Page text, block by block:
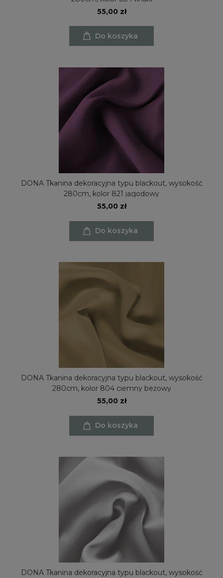
55,00 zł
Do koszyka
DONA Tkanina dekoracyjna typu blackout, wysokość
280cm, kolor 821 jagodowy
55,00 zł
Do koszyka
DONA Tkanina dekoracyjna typu blackout, wysokość
280cm, kolor 804 ciemny beżowy
55,00 zł
Do koszyka
DONA Tkanina dekoracyjna typu blackout, wysokość